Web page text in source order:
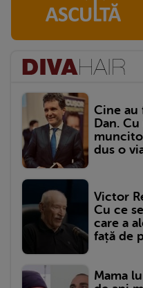
Cine
Dan.
dus o
Victor
Cu ce
care a
față de
Mama